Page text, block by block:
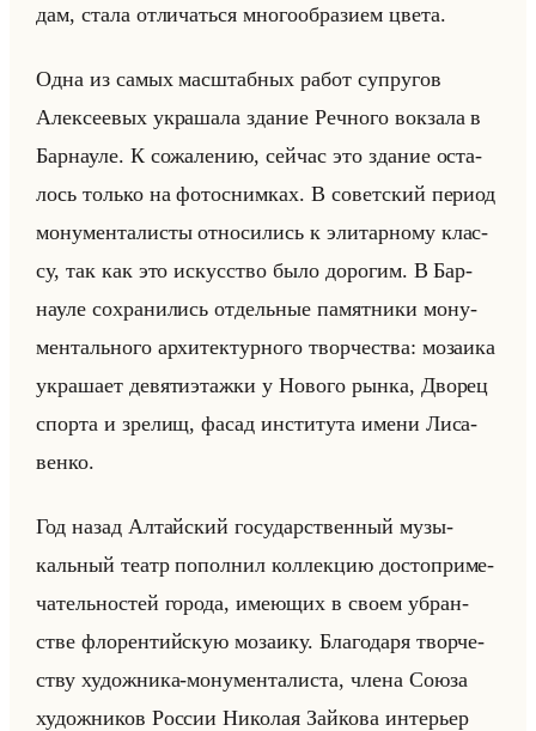
дам, стала от­ли­чаться мно­го­об­ра­зи­ем цвета.
Одна из самых мас­штаб­ных работ су­пру­гов
Алек­се­евых укра­ша­ла зда­ние Реч­но­го вок­за­ла в
Бар­нау­ле. К со­жа­ле­нию, сейчас это зда­ние оста­
лось только на фо­то­сним­ках. В со­вет­ский пе­ри­од
мо­ну­мен­та­ли­сты от­но­си­лись к эли­тар­но­му клас­
су, так как это ис­кус­ство было до­ро­гим. В Бар­
нау­ле со­хра­ни­лись от­дельные па­мят­ни­ки мо­ну­
мен­тально­го ар­хи­тек­тур­но­го твор­че­ства: мо­за­ика
укра­ша­ет де­вя­ти­этаж­ки у Но­во­го рынка, Дво­рец
спор­та и зре­лищ, фасад ин­сти­ту­та имени Ли­са­
вен­ко.
Год назад Ал­тайский го­су­дар­ствен­ный му­зы­
кальный театр по­пол­нил кол­лек­цию до­сто­при­ме­
ча­тельно­стей го­ро­да, име­ющих в своем убран­
стве фло­рен­тийскую мо­за­ику. Бла­го­да­ря твор­че­
ству ху­дож­ни­ка-мо­ну­мен­та­ли­ста, члена Союза
ху­дож­ни­ков Рос­сии Ни­ко­лая Зайко­ва ин­те­рьер